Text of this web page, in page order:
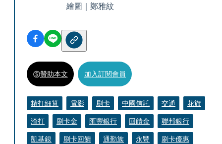
繪圖｜鄭雅紋
贊助本文 加入訂閱會員
精打細算 電影 刷卡 中國信託 交通
花旗
渣打
刷卡金 匯豐銀行 回饋金
聯邦銀行
凱基銀
刷卡回饋 通勤族 永豐 刷卡優惠